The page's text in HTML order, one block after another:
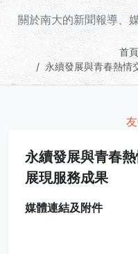
關於南大的新聞報導、
首頁
永續發展與青春熱情
永續發展與青春
展現服務成果
媒體連結及附件